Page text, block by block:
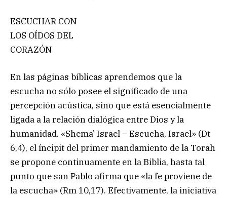
ESCUCHAR CON
LOS OÍDOS DEL
CORAZÓN
En las páginas bíblicas aprendemos que la
escucha no sólo posee el significado de una
percepción acústica, sino que está esencialmente
ligada a la relación dialógica entre Dios y la
humanidad. «Shema’ Israel – Escucha, Israel» (Dt
6,4), el íncipit del primer mandamiento de la Torah
se propone continuamente en la Biblia, hasta tal
punto que san Pablo afirma que «la fe proviene de
la escucha» (Rm 10,17). Efectivamente, la iniciativa